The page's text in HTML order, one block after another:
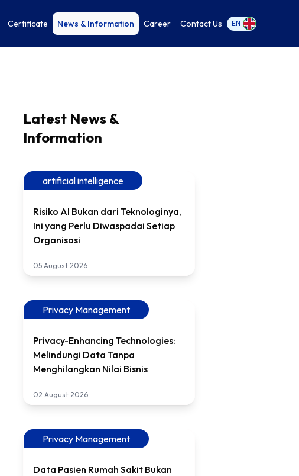
Certificate News & Information Career Contact Us EN
Latest News &
Information
artificial intelligence
Risiko AI Bukan dari Teknologinya,
Ini yang Perlu Diwaspadai Setiap
Organisasi
05 August 2026
Privacy Management
Privacy-Enhancing Technologies:
Melindungi Data Tanpa
Menghilangkan Nilai Bisnis
02 August 2026
Privacy Management
Data Pasien Rumah Sakit Bukan